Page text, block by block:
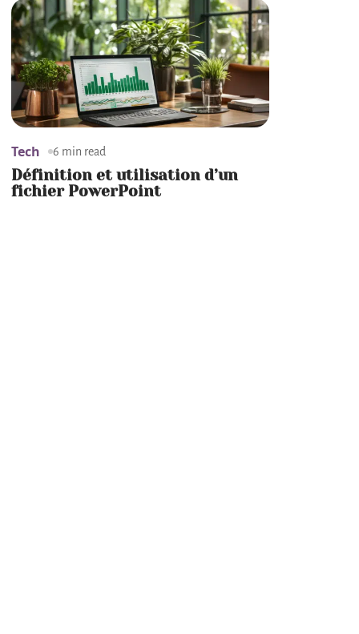
Tech 6 min read
Définition et utilisation d’un
fichier PowerPoint